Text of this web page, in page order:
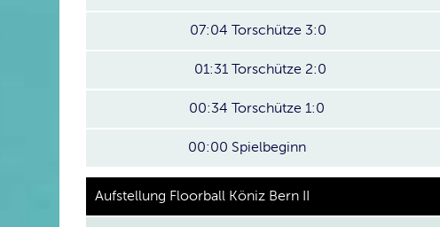
07:04 Torschütze 3:0
01:31 Torschütze 2:0
00:34 Torschütze 1:0
00:00 Spielbeginn
Aufstellung Floorball Köniz Bern II